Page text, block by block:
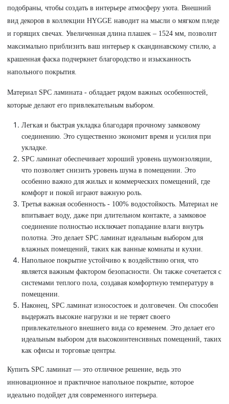
подобраны, чтобы создать в интерьере атмосферу уюта. Внешний
вид декоров в коллекции HYGGE наводит на мысли о мягком пледе
и горящих свечах. Увеличенная длина плашек – 1524 мм, позволит
максимально приблизить ваш интерьер к скандинавскому стилю, а
крашенная фаска подчеркнет благородство и изысканность
напольного покрытия.
Материал SPC ламината - обладает рядом важных особенностей,
которые делают его привлекательным выбором.
Легкая и быстрая укладка благодаря прочному замковому
соединению. Это существенно экономит время и усилия при
укладке.
SPC ламинат обеспечивает хороший уровень шумоизоляции,
что позволяет снизить уровень шума в помещении. Это
особенно важно для жилых и коммерческих помещений, где
комфорт и покой играют важную роль.
Третья важная особенность - 100% водостойкость. Материал не
впитывает воду, даже при длительном контакте, а замковое
соединение полностью исключает попадание влаги внутрь
полотна. Это делает SPC ламинат идеальным выбором для
влажных помещений, таких как ванные комнаты и кухни.
Напольное покрытие устойчиво к воздействию огня, что
является важным фактором безопасности. Он также сочетается с
системами теплого пола, создавая комфортную температуру в
помещении.
Наконец, SPC ламинат износостоек и долговечен. Он способен
выдержать высокие нагрузки и не теряет своего
привлекательного внешнего вида со временем. Это делает его
идеальным выбором для высокоинтенсивных помещений, таких
как офисы и торговые центры.
Купить SPC ламинат — это отличное решение, ведь это
инновационное и практичное напольное покрытие, которое
идеально подойдет для современного интерьера.